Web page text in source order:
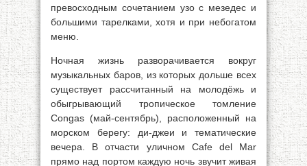
превосходным сочетанием узо с мезедес и
большими тарелками, хотя и при небогатом
меню.
Ночная жизнь разворачивается вокруг
музыкальных баров, из которых дольше всех
существует рассчитанный на молодёжь и
обыгрывающий тропическое томление
Congas (май-сентябрь), расположенный на
морском берегу: ди-джеи и тематические
вечера. В отчасти уличном Cafe del Mar
прямо над портом каждую ночь звучит живая